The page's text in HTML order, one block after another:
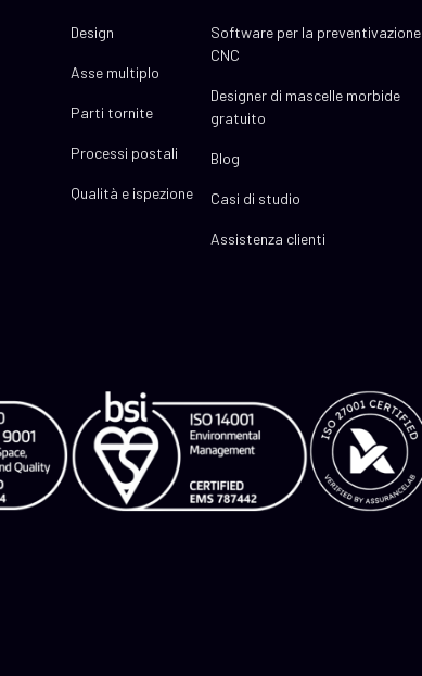
Design
Asse multiplo
Parti tornite
Processi postali
Qualità e ispezione
Software per la preventivazione
CNC
Designer di mascelle morbide
gratuito
Blog
Casi di studio
Assistenza clienti